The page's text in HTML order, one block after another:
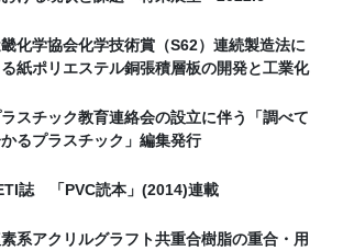
化学協会化学技術賞（S62）連続製造法に
る紙ポリエステル銅張積層板の開発と工業化
スチック教育連絡会の設立に伴う「調べて
るプラスチック」編集発行
誌 「PVC読本」(2014)連載
系アクリルグラフト共重合樹脂の重合・用